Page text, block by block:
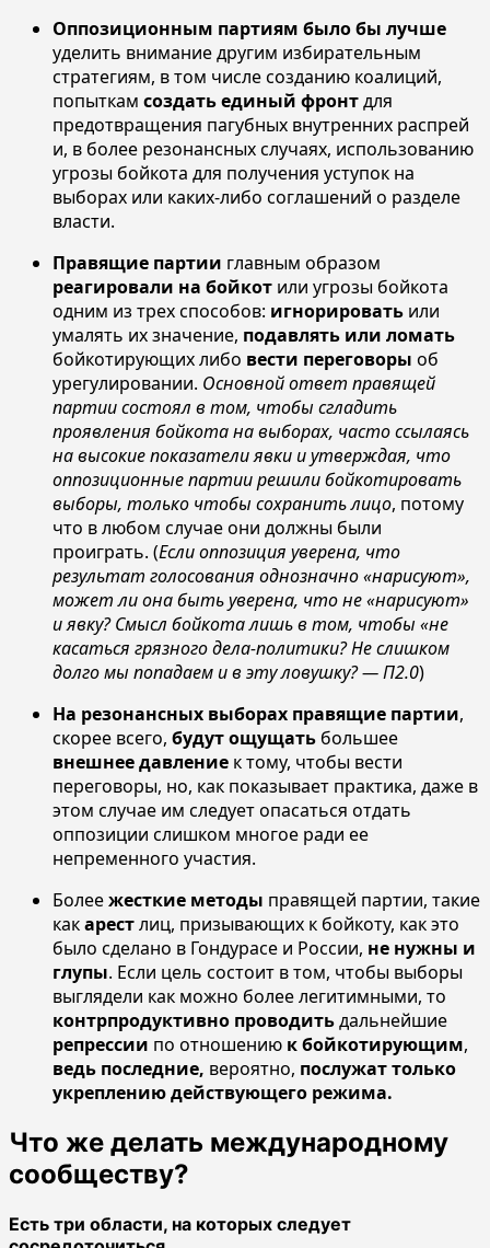
Оппозиционным партиям было бы лучше
уделить внимание другим избирательным
стратегиям, в том числе созданию коалиций,
попыткам создать единый фронтдля
предотвращения пагубных внутренних распрей
и, в более резонансных случаях, использованию
угрозы бойкота для получения уступок на
выборах или каких-либо соглашений о разделе
власти.
Правящие партии главным образом
реагировали на бойкот или угрозы бойкота
одним из трех способов: игнорировать или
умалять их значение, подавлять или ломать
бойкотирующих либо вести переговоры об
урегулировании. Основной ответ правящей
партии состоял в том, чтобы сгладить
проявления бойкота на выборах, часто ссылаясь
на высокие показатели явки и утверждая, что
оппозиционные партии решили бойкотировать
выборы, только чтобы сохранить лицо, потому
что в любом случае они должны были
проиграть. (Если оппозиция уверена, что
результат голосования однозначно «нарисуют»,
может ли она быть уверена, что не «нарисуют»
и явку? Смысл бойкота лишь в том, чтобы «не
касаться грязного дела-политики? Не слишком
долго мы попадаем и в эту ловушку? — П2.0)
На резонансных выборах правящие партии,
скорее всего, будут ощущать большее
внешнее давление к тому, чтобы вести
переговоры, но, как показывает практика, даже в
этом случае им следует опасаться отдать
оппозиции слишком многое ради ее
непременного участия.
Болеежесткие методы правящей партии, такие
какарестлиц, призывающих к бойкоту, как это
было сделано в Гондурасе и России, не нужны и
глупы. Если цель состоит в том, чтобы выборы
выглядели как можно более легитимными, то
контрпродуктивно проводитьдальнейшие
репрессии по отношению к бойкотирующим,
ведь последние, вероятно, послужат только
укреплению действующего режима.
Что же делать международному
сообществу?
Есть три области, на которых следует